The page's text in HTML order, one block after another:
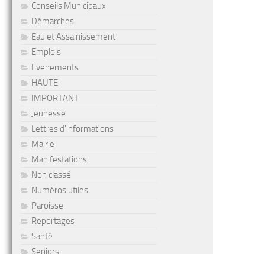
Conseils Municipaux
Démarches
Eau et Assainissement
Emplois
Evenements
HAUTE
IMPORTANT
Jeunesse
Lettres d'informations
Mairie
Manifestations
Non classé
Numéros utiles
Paroisse
Reportages
Santé
Seniors